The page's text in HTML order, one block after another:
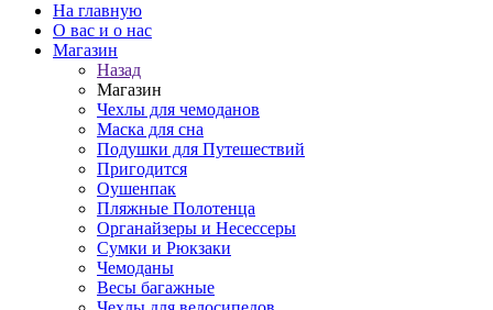
На главную
О вас и о нас
Магазин
Назад
Магазин
Чехлы для чемоданов
Маска для сна
Подушки для Путешествий
Пригодится
Оушенпак
Пляжные Полотенца
Органайзеры и Несессеры
Сумки и Рюкзаки
Чемоданы
Весы багажные